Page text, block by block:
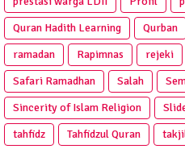
Quran Hadith Learning
Qurban
ramadan
Rapimnas rejeki
Safari Ramadhan
Salah
Sincerity of Islam Religion
tahfidz
Tahfidzul Quran